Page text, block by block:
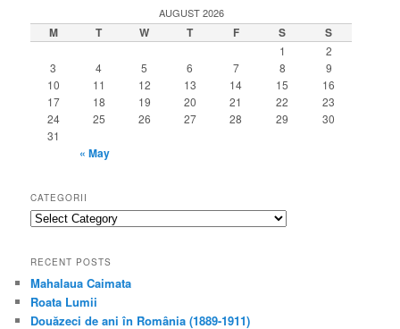
AUGUST 2026
M T W T F S S
1
2
3
4 5 6 7 8
9
10
11 12 13 14 15
16
17
18 19 20 21 22
23
24
25 26 27 28 29
30
31
« May
CATEGORII
categorii
RECENT POSTS
Mahalaua Caimata
Roata Lumii
Douăzeci de ani în România (1889-1911)